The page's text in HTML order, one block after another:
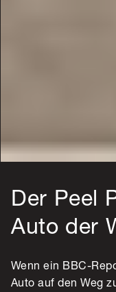
Der Peel
Auto der
Wenn ein BBC-
Auto auf den Weg